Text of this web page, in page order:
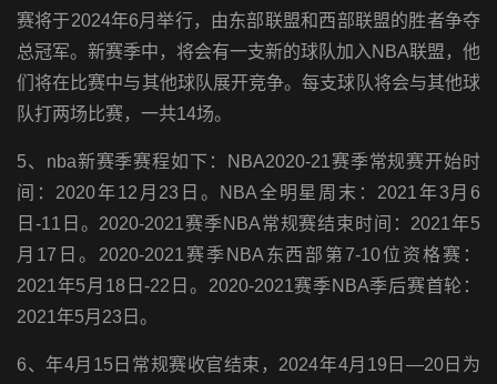
赛将于2024年6月举行，由东部联盟和西部联盟的胜者争夺
总冠军。新赛季中，将会有一支新的球队加入NBA联盟，他
们将在比赛中与其他球队展开竞争。每支球队将会与其他球
队打两场比赛，一共14场。
5、nba新赛季赛程如下：NBA2020-21赛季常规赛开始时
间：2020年12月23日。NBA全明星周末：2021年3月6
日-11日。2020-2021赛季NBA常规赛结束时间：2021年5
月17日。2020-2021赛季NBA东西部第7-10位资格赛：
2021年5月18日-22日。2020-2021赛季NBA季后赛首轮：
2021年5月23日。
6、年4月15日常规赛收官结束，2024年4月19日—20日为